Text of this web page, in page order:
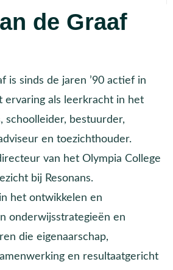
de Graaf
is sinds de jaren ’90 actief in
ervaring als leerkracht in het
schoolleider, bestuurder,
en toezichthouder.
van het Olympia College
bij Resonans.
het ontwikkelen en
onderwijsstrategieën en
die eigenaarschap,
en resultaatgericht